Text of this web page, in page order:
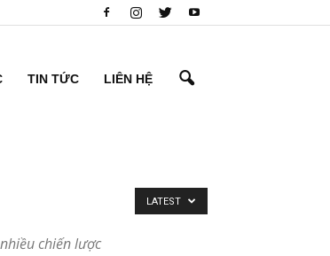
TIN TỨC LIÊN HỆ
chiến lược
LATEST